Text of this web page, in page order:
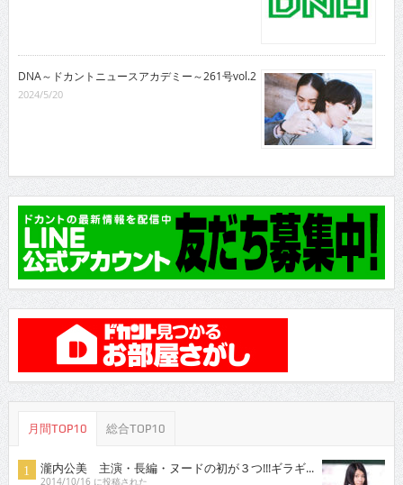
DNA～ドカントニュースアカデミー～261号vol.2
2024/5/20
月間TOP10 総合TOP10
瀧内公美 主演・長編・ヌードの初が３つ!!!ギラギ...
2014/10/16 に投稿された